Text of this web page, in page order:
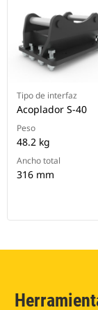
Tipo de interfaz
Acoplador S-40
Peso
48.2 kg
Ancho total
316 mm